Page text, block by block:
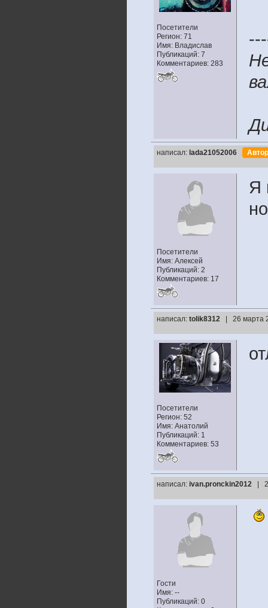
Посетители
Регион: 71
Имя: Владислав
Публикаций: 7
Комментариев: 283
написал: lada21052006
Посетители
Имя: Алексей
Публикаций: 2
Комментариев: 17
Я
написал: tolik8312 | 26
Посетители
Регион: 52
Имя: Анатолий
Публикаций: 1
Комментариев: 53
написал: ivan.pronckin2012 |
Гости
Имя: --
Публикаций: 0